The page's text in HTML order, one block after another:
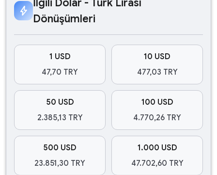
bolt
İlgili Dolar - Türk Lirası
Dönüşümleri
1 USD
47,70 TRY
10 USD
477,03 TRY
50 USD
2.385,13 TRY
100 USD
4.770,26 TRY
500 USD
23.851,30 TRY
1.000 USD
47.702,60 TRY